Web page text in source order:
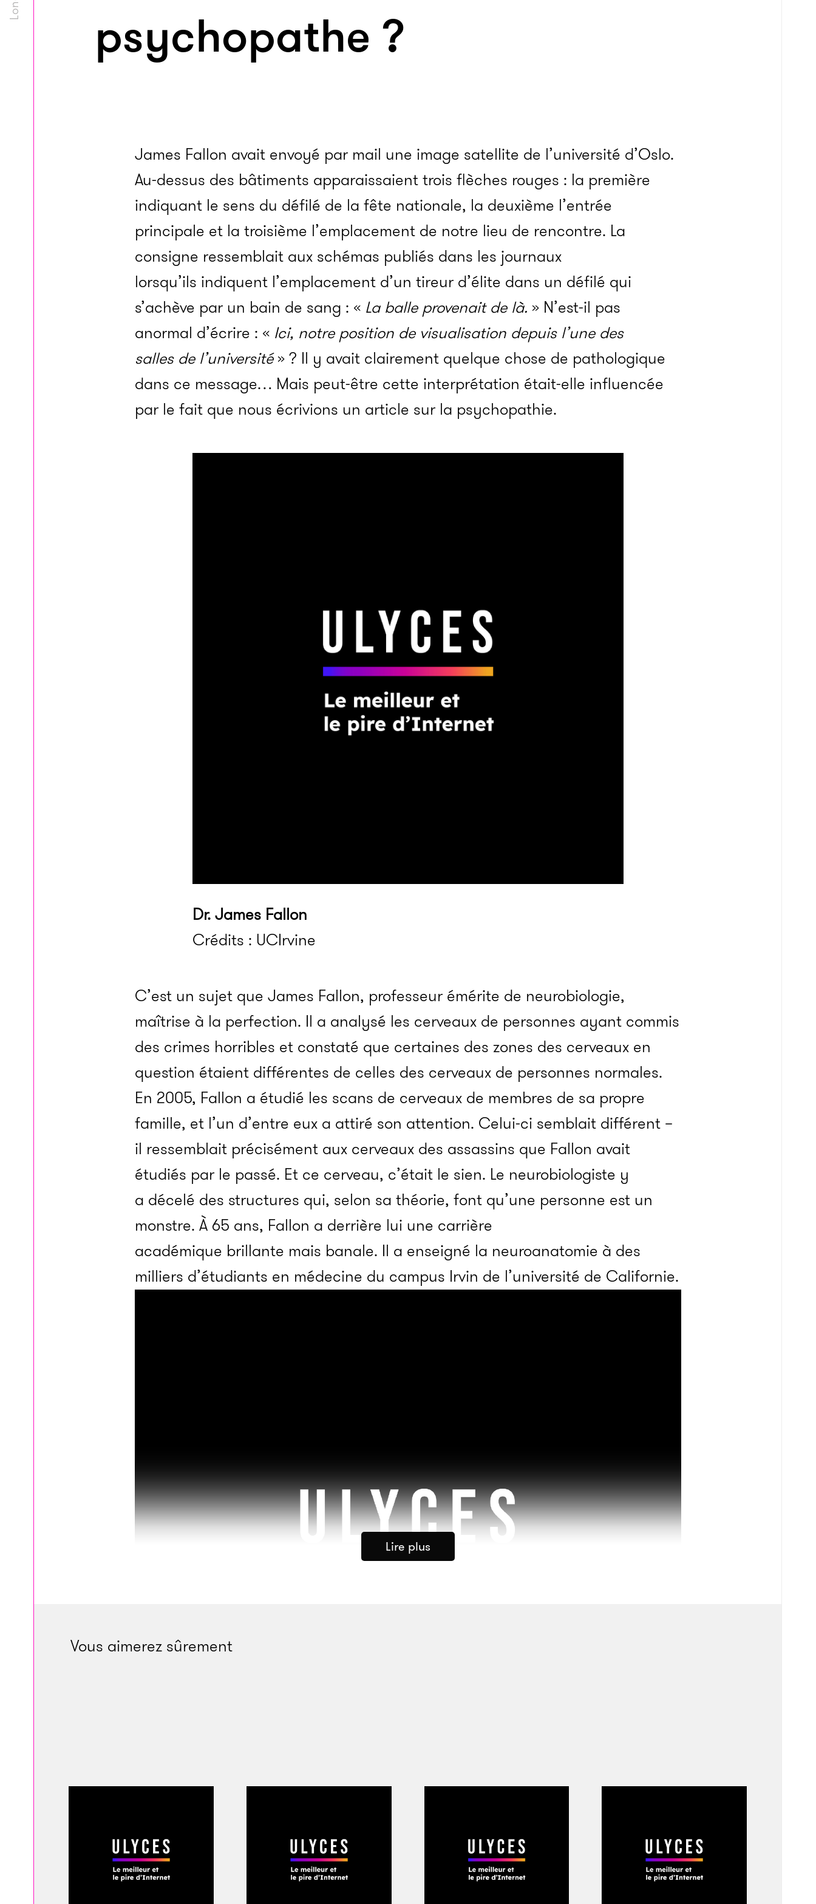
psychopathe ?
James Fallon avait envoyé par mail une image satellite de l’université d’Oslo.
Au-dessus des bâtiments apparaissaient trois flèches rouges : la première
indiquant le sens du défilé de la fête nationale, la deuxième l’entrée
principale et la troisième l’emplacement de notre lieu de rencontre. La
consigne ressemblait aux schémas publiés dans les journaux
lorsqu’ils indiquent l’emplacement d’un tireur d’élite dans un défilé qui
s’achève par un bain de sang : « La balle provenait de là. » N’est-il pas
anormal d’écrire : « Ici, notre position de visualisation depuis l’une des
salles de l’université» ? Il y avait clairement quelque chose de pathologique
dans ce message… Mais peut-être cette interprétation était-elle influencée
par le fait que nous écrivions un article sur la psychopathie.
Dr. James Fallon
Crédits : UCIrvine
C’est un sujet que James Fallon, professeur émérite de neurobiologie,
maîtrise à la perfection. Il a analysé les cerveaux de personnes ayant commis
des crimes horribles et constaté que certaines des zones des cerveaux en
question étaient différentes de celles des cerveaux de personnes normales.
En 2005, Fallon a étudié les scans de cerveaux de membres de sa propre
famille, et l’un d’entre eux a attiré son attention. Celui-ci semblait différent –
il ressemblait précisément aux cerveaux des assassins que Fallon avait
étudiés par le passé. Et ce cerveau, c’était le sien. Le neurobiologiste y
a décelé des structures qui, selon sa théorie, font qu’une personne est un
monstre. À 65 ans, Fallon a derrière lui une carrière
académique brillante mais banale. Il a enseigné la neuroanatomie à des
milliers d’étudiants en médecine du campus Irvin de l’université de Californie.
Le laboratoire de recherche de Fallon a mené avec succès trois entreprises en
Lire plus
Vous aimerez sûrement